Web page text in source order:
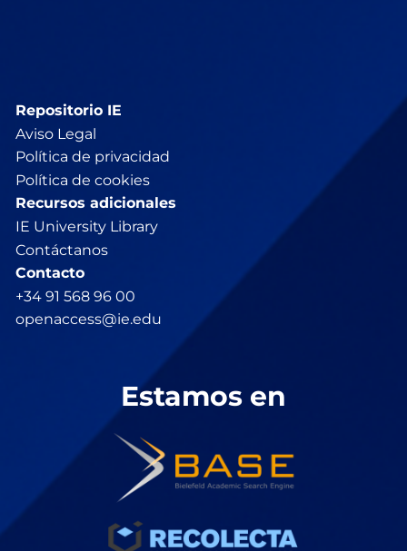
Repositorio IE
Aviso Legal
Política de privacidad
Política de cookies
Recursos adicionales
IE University Library
Contáctanos
Contacto
+34 91 568 96 00
openaccess@ie.edu
Estamos en